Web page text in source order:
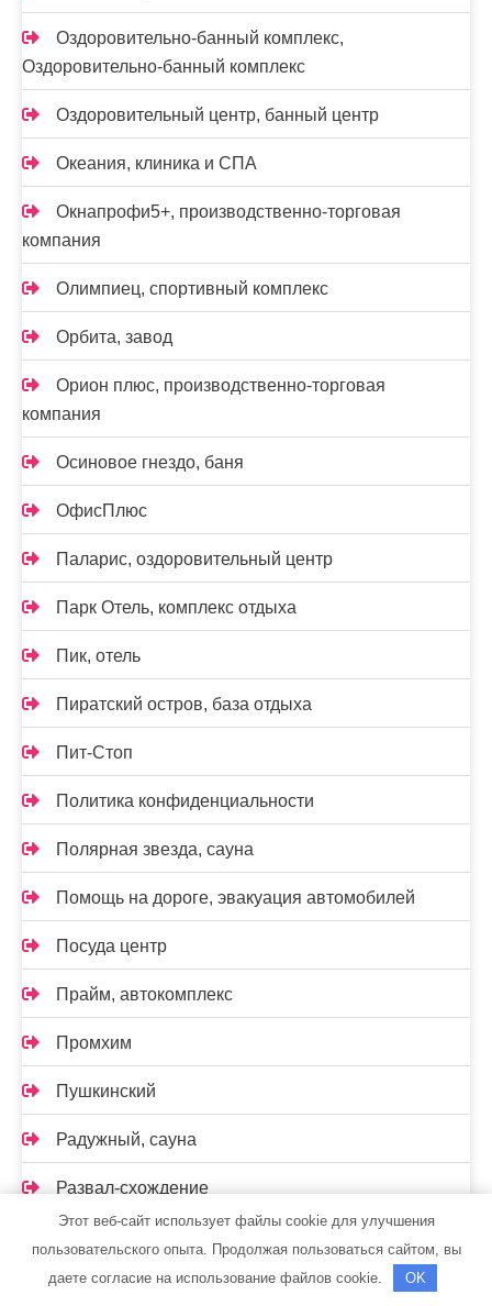
Оздоровительно-банный комплекс,
Оздоровительно-банный комплекс
Оздоровительный центр, банный центр
Океания, клиника и СПА
Окнапрофи5+, производственно-торговая
компания
Олимпиец, спортивный комплекс
Орбита, завод
Орион плюс, производственно-торговая
компания
Осиновое гнездо, баня
ОфисПлюс
Паларис, оздоровительный центр
Парк Отель, комплекс отдыха
Пик, отель
Пиратский остров, база отдыха
Пит-Стоп
Политика конфиденциальности
Полярная звезда, сауна
Помощь на дороге, эвакуация автомобилей
Посуда центр
Прайм, автокомплекс
Промхим
Пушкинский
Радужный, сауна
Развал-схождение
Ремавто
Этот веб-сайт использует файлы cookie для улучшения
пользовательского опыта. Продолжая пользоваться сайтом, вы
даете согласие на использование файлов cookie.
OK